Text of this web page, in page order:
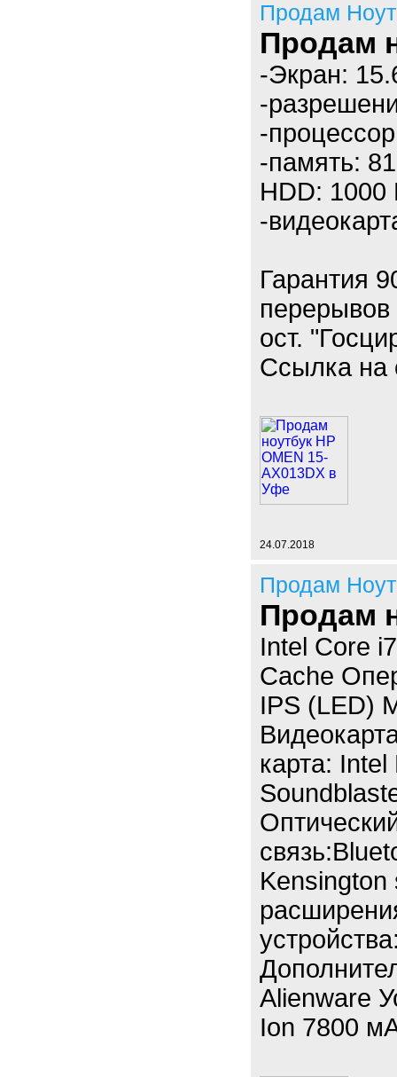
Продам
Продам
-Экран:
-
-
-память:
HDD: 1000
-
Гарантия
ост.
Ссылка на
24.07.2018
Продам
Продам
Intel Core
Cache
IPS (LED)
карта:
Alienware
Ion 7800